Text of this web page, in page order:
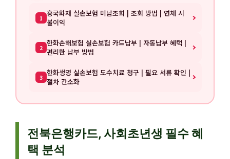
1 흥국화재 실손보험 미납조회 | 조회 방법 | 연체 시
불이익
2 한화손해보험 실손보험 카드납부 | 자동납부 혜택 |
편리한 납부 방법
3 한화생명 실손보험 도수치료 청구 | 필요 서류 확인 |
절차 간소화
전북은행카드, 사회초년생 필수 혜
택 분석